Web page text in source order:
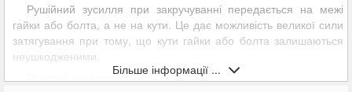
Рушійний зусилля при закручуванні передається на межі
гайки або болта, а не на кути. Це дає можливість великої сили
затягування при тому, що кути гайки або болта залишаються
неушкодженими.
Основні характеристики:Більше інформації ...